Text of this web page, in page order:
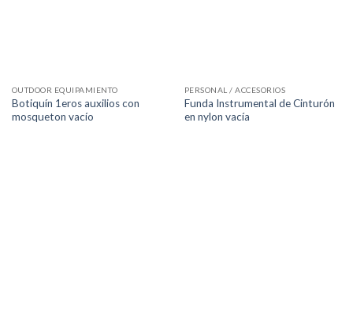
OUTDOOR EQUIPAMIENTO
Botiquín 1eros auxilios con
mosqueton vacío
PERSONAL / ACCESORIOS
Funda Instrumental de Cinturón
en nylon vacía